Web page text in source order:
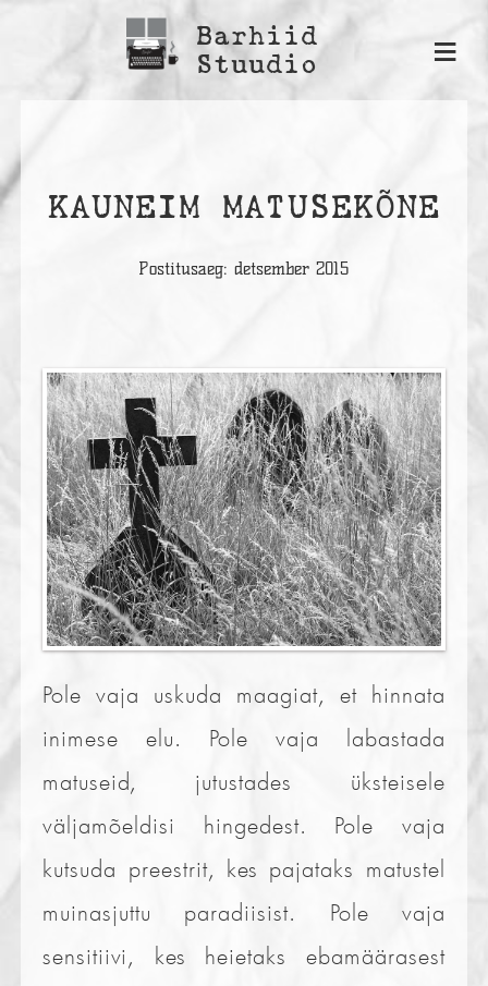
Barhiid
Stuudio
≡
KAUNEIM MATUSEKÕNE
Postitusaeg: detsember 2015
Pole vaja uskuda maagiat, et hinnata
inimese elu. Pole vaja labastada
matuseid, jutustades üksteisele
väljamõeldisi hingedest. Pole vaja
kutsuda preestrit, kes pajataks matustel
muinasjuttu paradiisist. Pole vaja
sensitiivi, kes heietaks ebamäärasest